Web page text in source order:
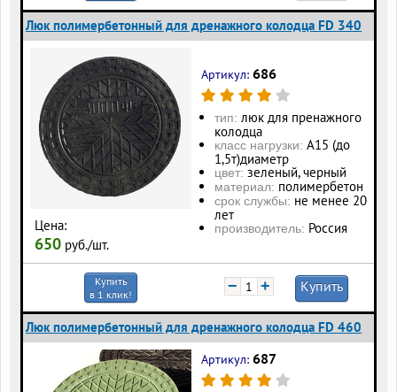
Люк полимербетонный для дренажного колодца FD 340
Цена:
650 руб./шт.
Артикул: 686
тип: люк для пренажного
колодца
класс нагрузки: А15 (до
1,5т)диаметр
цвет: зеленый, черный
материал: полимербетон
срок службы: не менее 20
лет
производитель: Россия
Купить
в 1 клик!
− + Купить
Люк полимербетонный для дренажного колодца FD 460
Артикул: 687